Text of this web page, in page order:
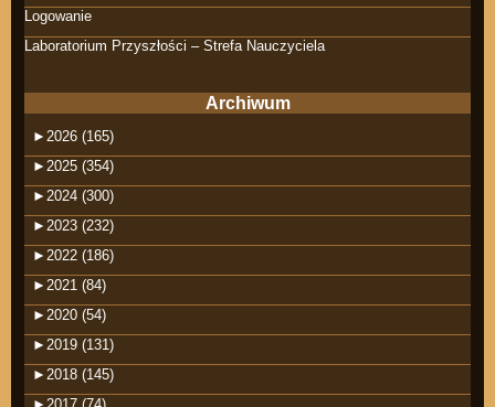
Logowanie
Laboratorium Przyszłości – Strefa Nauczyciela
Archiwum
► 2026 (165)
► 2025 (354)
► 2024 (300)
► 2023 (232)
► 2022 (186)
► 2021 (84)
► 2020 (54)
► 2019 (131)
► 2018 (145)
► 2017 (74)